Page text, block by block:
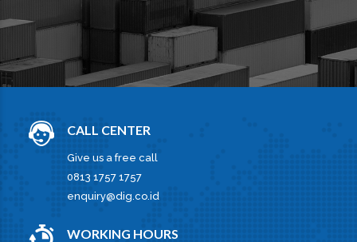
CALL CENTER
Give us a free call
0813 1757 1757
enquiry@dig.co.id
WORKING HOURS